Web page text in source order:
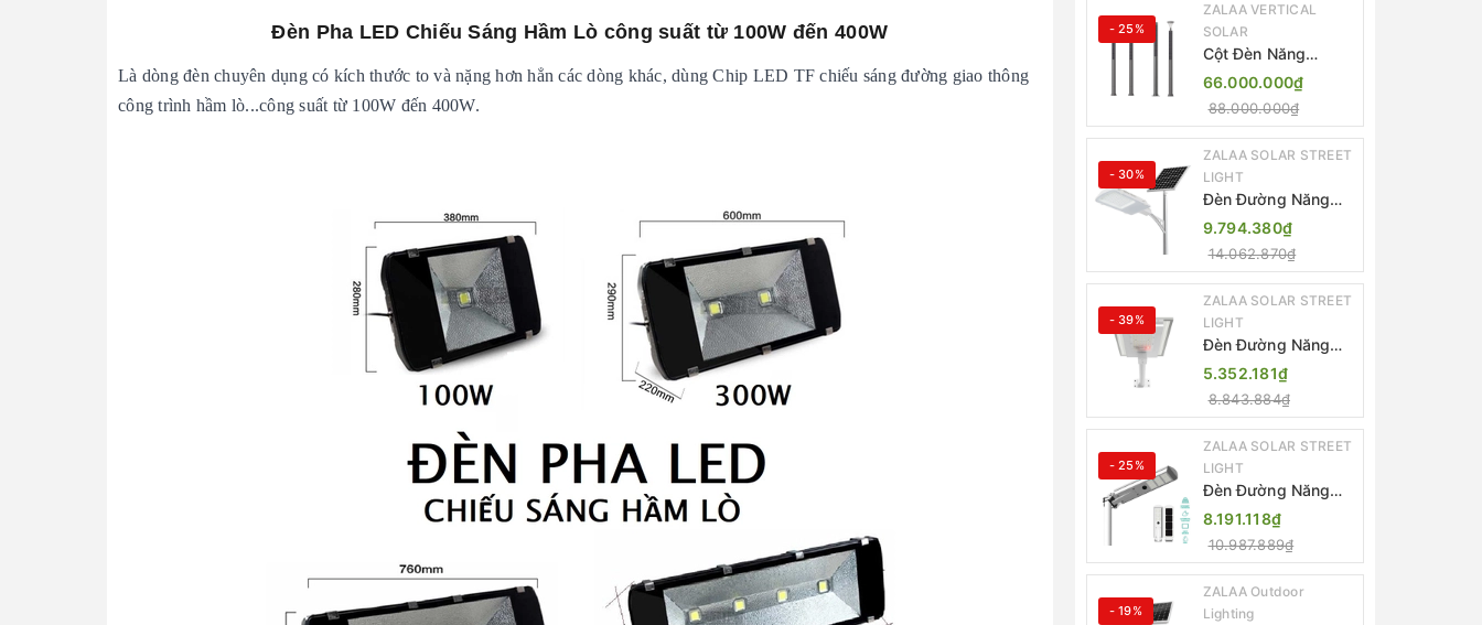
Đèn Pha LED Chiếu Sáng Hầm Lò công suất từ 100W đến 400W
Là dòng đèn chuyên dụng có kích thước to và nặng hơn hẳn các dòng khác, dùng Chip LED TF chiếu sáng đường giao thông
công trình hầm lò...công suất từ 100W đến 400W.
- 25%
ZALAA VERTICAL
SOLAR
Cột Đèn Năng
Lượng Mặt Trời Dọc
Thông Minh ZSR-
YYDS-360 | ZALAA
Jsc
66.000.000₫
88.000.000₫
- 30%
ZALAA SOLAR STREET
LIGHT
Đèn Đường Năng
Lượng Mặt Trời
Thông Minh Điều
Khiển MPPT ZL-
GMX01 ZALAA
9.794.380₫
14.062.870₫
- 39%
ZALAA SOLAR STREET
LIGHT
Đèn Đường Năng
Lượng Mặt Trời
Nhôm Đúc ZALAA
ZL-BWH Cao Cấp
IP65
5.352.181₫
8.843.884₫
- 25%
ZALAA SOLAR STREET
LIGHT
Đèn Đường Năng
Lượng Mặt Trời Tích
Hợp Camera ZALAA
ZL-BJ04-CCTV
(80W, IP65)
8.191.118₫
10.987.889₫
- 19%
ZALAA Outdoor
Lighting